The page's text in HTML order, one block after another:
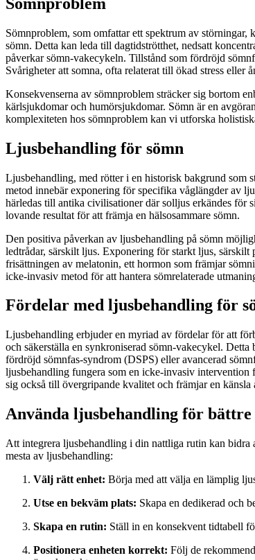
Sömnproblem, som omfattar ett spektrum av
sömn. Detta kan leda till dagtidströtthet, nedsatt
påverkar sömn-vakecykeln. Tillstånd som fördröjd
Svårigheter att somna, ofta relaterat till ökad stress eller
Konsekvenserna av sömnproblem sträcker sig bortom
kärlsjukdomar och humörsjukdomar. Sömn är en
komplexiteten hos sömnproblem kan vi utforska
Ljusbehandling för sömn
Ljusbehandling, med rötter i en historisk bakgrund som
metod innebär exponering för specifika våglängder av
härledas till antika civilisationer där solljus erkändes för
lovande resultat för att främja en hälsosammare sömn.
Den positiva påverkan av ljusbehandling på sömn
ledtrådar, särskilt ljus. Exponering för starkt ljus,
frisättningen av melatonin, ett hormon som främjar
icke-invasiv metod för att hantera sömrelaterade
Fördelar med ljusbehandling för
Ljusbehandling erbjuder en myriad av fördelar för att
och säkerställa en synkroniserad sömn-vakecykel.
fördröjd sömnfas-syndrom (DSPS) eller avancerad
ljusbehandling fungera som en icke-invasiv intervention
sig också till övergripande kvalitet och främjar en
Använda ljusbehandling för bättre
Att integrera ljusbehandling i din nattliga rutin kan bidra
mesta av ljusbehandling:
Välj rätt enhet: Börja med att välja en lämplig
Utse en bekväm plats: Skapa en dedikerad och
Skapa en rutin: Ställ in en konsekvent tidtabell
Positionera enheten korrekt: Följ de